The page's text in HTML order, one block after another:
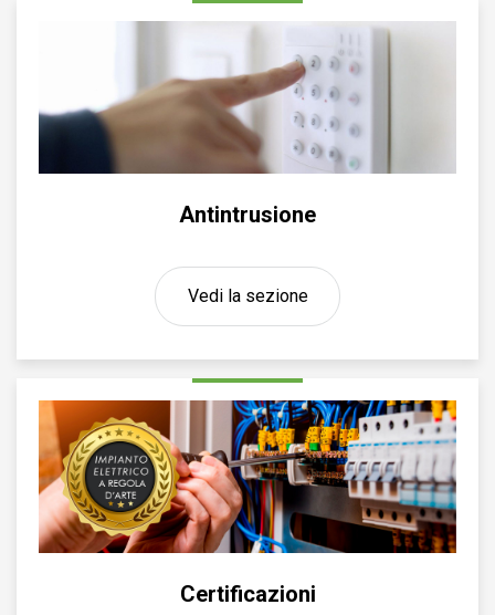
Antintrusione
Vedi la sezione
Certificazioni